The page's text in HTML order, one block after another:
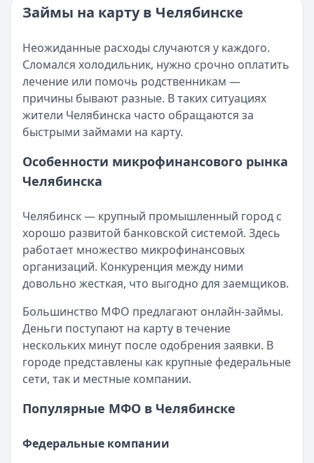
Категория:МФО и микрозаймы
Все статьи
Возврат переплаты в «Займере»: актуальная
Опубликовано:5 декабря 2025 г.
Категория:МФО
Читать новость
Срочный микрозайм 15 000 ₽ на карту: свежая
Кратко:Нужны 15 000 рублей на карту прямо сегодня?
Опубликовано:5 декабря 2025 г.
Читать новость
Рекордный рост доли клиентов МФО с iPhone: что
Опубликовано:5 декабря 2025 г.
Категория:МФО
Читать новость
57 сервисов микрозаймов через Госуслуги: где
Кратко:Авторизация через Госуслуги ускоряет
Категория:МФО
Читать новость
Смс о «одобренном займе» от Bigmani Ru: как
Кратко:Пришло СМС об одобрении займа от Bigmani
Опубликовано:23 ноября 2025 г.
Категория:МФО
Читать новость
Все новости
Займы на карту в Челябинске
Неожиданные расходы случаются у каждого.
Сломался холодильник, нужно срочно оплатить
лечение или помочь родственникам —
причины бывают разные. В таких ситуациях
жители Челябинска часто обращаются за
быстрыми займами на карту.
Особенности микрофинансового рынка
Челябинска
Челябинск — крупный промышленный город с
хорошо развитой банковской системой. Здесь
работает множество микрофинансовых
организаций. Конкуренция между ними
довольно жесткая, что выгодно для заемщиков.
Большинство МФО предлагают онлайн-займы.
Деньги поступают на карту в течение
нескольких минут после одобрения заявки. В
городе представлены как крупные федеральные
сети, так и местные компании.
Популярные МФО в Челябинске
Федеральные компании